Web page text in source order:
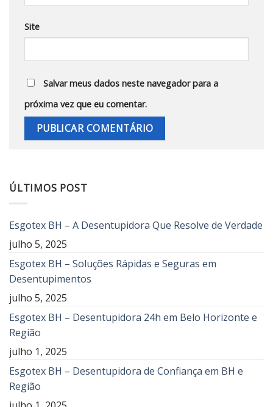
Site
Salvar meus dados neste navegador para a
próxima vez que eu comentar.
ÚLTIMOS POST
Esgotex BH – A Desentupidora Que Resolve de Verdade
julho 5, 2025
Esgotex BH – Soluções Rápidas e Seguras em
Desentupimentos
julho 5, 2025
Esgotex BH – Desentupidora 24h em Belo Horizonte e
Região
julho 1, 2025
Esgotex BH – Desentupidora de Confiança em BH e
Região